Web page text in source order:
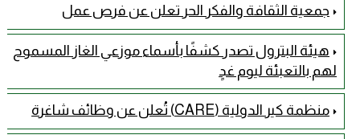
جمعية الثقافة والفكر الحر تعلن عن فرص عمل
هيئة البترول تصدر كشفًا بأسماء موزعي الغاز المسموح
لهم بالتعبئة ليوم غدٍ
منظمة كير الدولية (CARE) تُعلن عن وظائف شاغرة